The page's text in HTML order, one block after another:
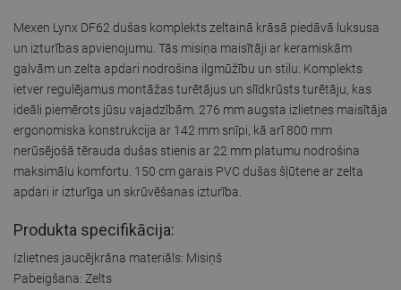
Mexen Lynx DF62 dušas komplekts zeltainā krāsā piedāvā luksusa
un izturības apvienojumu. Tās misiņa maisītāji ar keramiskām
galvām un zelta apdari nodrošina ilgmūžību un stilu. Komplekts
ietver regulējamus montāžas turētājus un slīdkrūsts turētāju, kas
ideāli piemērots jūsu vajadzībām. 276 mm augsta izlietnes maisītāja
ergonomiska konstrukcija ar 142 mm snīpi, kā arī 800 mm
nerūsējošā tērauda dušas stienis ar 22 mm platumu nodrošina
maksimālu komfortu. 150 cm garais PVC dušas šļūtene ar zelta
apdari ir izturīga un skrūvēšanas izturība.
Produkta specifikācija:
Izlietnes jaucējkrāna materiāls: Misiņš
Pabeigšana: Zelts